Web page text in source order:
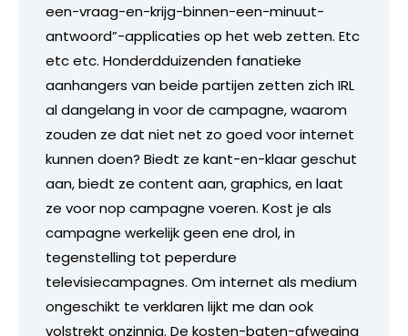
een-vraag-en-krijg-binnen-een-minuut-
antwoord”-applicaties op het web zetten. Etc
etc etc. Honderdduizenden fanatieke
aanhangers van beide partijen zetten zich IRL
al dangelang in voor de campagne, waarom
zouden ze dat niet net zo goed voor internet
kunnen doen? Biedt ze kant-en-klaar geschut
aan, biedt ze content aan, graphics, en laat
ze voor nop campagne voeren. Kost je als
campagne werkelijk geen ene drol, in
tegenstelling tot peperdure
televisiecampagnes. Om internet als medium
ongeschikt te verklaren lijkt me dan ook
volstrekt onzinnig. De kosten-baten-afweging